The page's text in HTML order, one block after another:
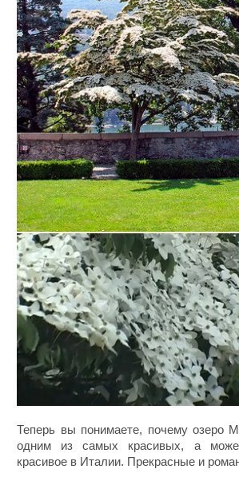
Теперь вы понимаете, почему озеро
одним из самых красивых, а
красивое в Италии. Прекрасные и